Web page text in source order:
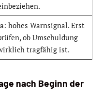
hohes Warnsignal. Erst
ob Umschuldung
tragfähig ist.
nach Beginn der